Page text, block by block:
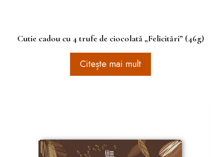
Cutie cadou cu 4 trufe de ciocolată „Felicitări” (46g)
Citește mai mult